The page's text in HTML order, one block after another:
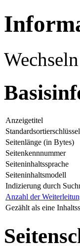
Anzeigetitel
Standardsortierschlüssel
Seitenlänge (in Bytes)
Seitenkennnummer
Seiteninhaltssprache
Seiteninhaltsmodell
Indizierung durch
Anzahl der
Gezählt als eine